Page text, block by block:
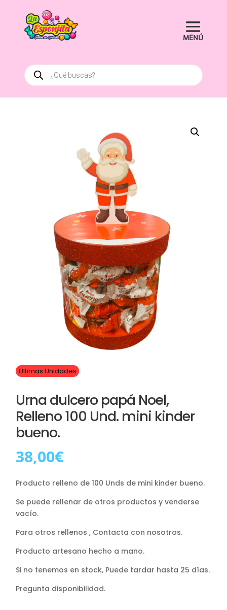
Búsqueda
de
productos
Ultimas Unidades
Urna dulcero papá Noel,
Relleno 100 Und. mini kinder
bueno.
38,00€
Producto relleno de 100 Unds de mini kinder bueno.
Se puede rellenar de otros productos y venderse
vacío.
Para otros rellenos , Contacta con nosotros.
Producto artesano hecho a mano.
Si no tenemos en stock, Puede tardar hasta 25 días.
Pregunta disponibilidad.